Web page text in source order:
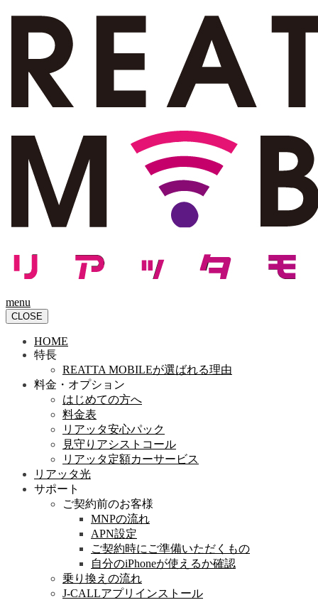
menu
CLOSE
HOME
特長
REATTA MOBILEが選ばれる理由
料金・オプション
はじめての方へ
料金表
リアッタ安心パック
見守りアシストコール
リアッタ定額カーサービス
リアッタ光
サポート
ご契約前のお客様
MNPの流れ
APN設定
ご契約時にご準備いただくもの
自分のiPhoneが使えるか確認
乗り換えの流れ
J-CALLアプリインストール